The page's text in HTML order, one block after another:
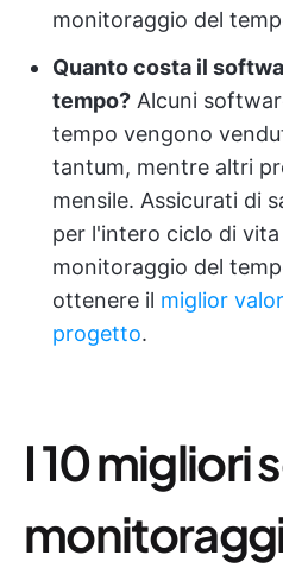
monitoraggio del
Quanto costa il
tempo? Alcuni
tempo vengono
tantum, mentre altri
mensile. Assicurati di
per l'intero ciclo di
monitoraggio del
ottenere il miglior
progetto.
I 10 migliori